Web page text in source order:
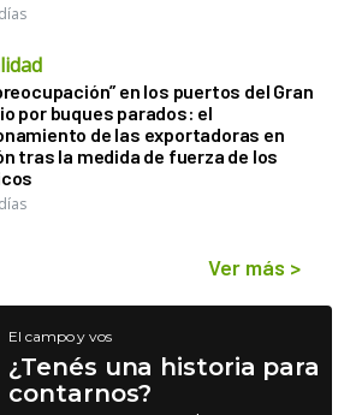
en los puertos del Gran
por buques parados: el
de las exportadoras en
tras la medida de fuerza de los
Ver más >
El campo y vos
¿Tenés una historia para
contarnos?